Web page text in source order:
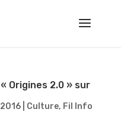
Origines 2.0 » sur
| Culture, Fil Info